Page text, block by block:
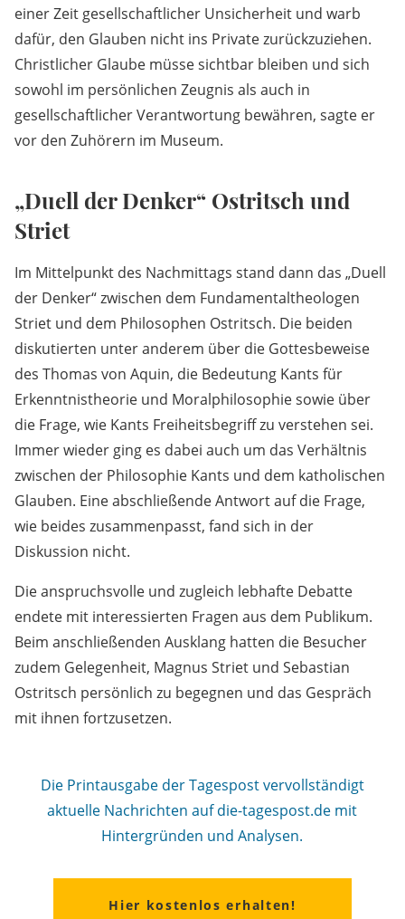
einer Zeit gesellschaftlicher Unsicherheit und warb
dafür, den Glauben nicht ins Private zurückzuziehen.
Christlicher Glaube müsse sichtbar bleiben und sich
sowohl im persönlichen Zeugnis als auch in
gesellschaftlicher Verantwortung bewähren, sagte er
vor den Zuhörern im Museum.
„Duell der Denker“ Ostritsch und
Striet
Im Mittelpunkt des Nachmittags stand dann das „Duell
der Denker“ zwischen dem Fundamentaltheologen
Striet und dem Philosophen Ostritsch. Die beiden
diskutierten unter anderem über die Gottesbeweise
des Thomas von Aquin, die Bedeutung Kants für
Erkenntnistheorie und Moralphilosophie sowie über
die Frage, wie Kants Freiheitsbegriff zu verstehen sei.
Immer wieder ging es dabei auch um das Verhältnis
zwischen der Philosophie Kants und dem katholischen
Glauben. Eine abschließende Antwort auf die Frage,
wie beides zusammenpasst, fand sich in der
Diskussion nicht.
Die anspruchsvolle und zugleich lebhafte Debatte
endete mit interessierten Fragen aus dem Publikum.
Beim anschließenden Ausklang hatten die Besucher
zudem Gelegenheit, Magnus Striet und Sebastian
Ostritsch persönlich zu begegnen und das Gespräch
mit ihnen fortzusetzen.
Die Printausgabe der Tagespost vervollständigt
aktuelle Nachrichten auf die-tagespost.de mit
Hintergründen und Analysen.
Hier kostenlos erhalten!